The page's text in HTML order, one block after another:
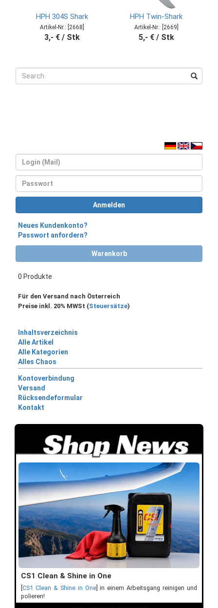
HPH 304S Shark
Artikel-Nr.: [2668]
3,- € / Stk
HPH Twin-Shark
Artikel-Nr.: [2669]
5,- € / Stk
Login
Passwort
Anmelden
Neues Kundenkonto?
Passwort anfordern?
Warenkorb
0 Produkte
Für den Versand nach Österreich
Preise inkl. 20% MWSt (Steuersätze)
Inhaltsverzeichnis
Alle Artikel
Alle Kategorien
Alles Chaos
Kontoverbindung
Versand
Rücksendeformular
Kontakt
CS1 Clean & Shine in One
CS1 Clean & Shine in One] in einem Arbeitsgang reinigen und
polieren!